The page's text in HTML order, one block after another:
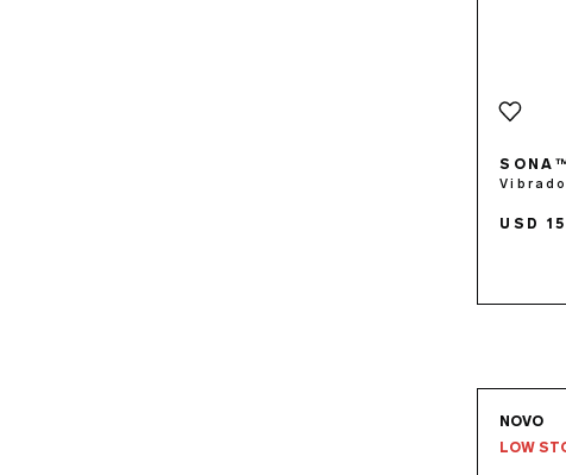
USD
NOVO
LOW